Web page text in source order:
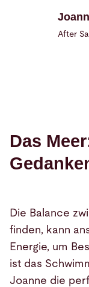
After
Das
Die Balance
finden, kann
Energie, um
ist das
Joanne die